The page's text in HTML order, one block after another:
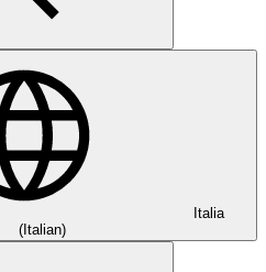
Italia
(Italian)